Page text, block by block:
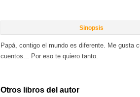
Sinopsis
Papá, contigo el mundo es diferente. Me gusta
cuentos... Por eso te quiero tanto.
Otros libros del autor